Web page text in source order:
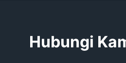
Hubungi